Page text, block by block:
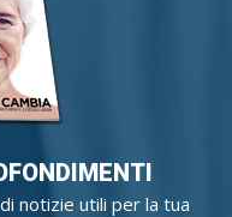
notizie utili per la tua